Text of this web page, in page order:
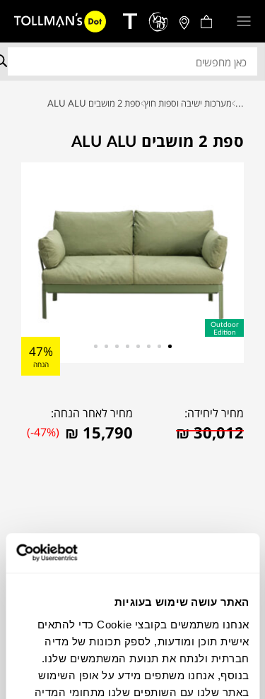
האתר עושה שימוש בעוגיות
אנחנו משתמשים בקובצי Cookie כדי להתאים
אישית תוכן ומודעות, לספק תכונות של מדיה
חברתית ולנתח את תנועת המשתמשים שלנו.
בנוסף, אנחנו משתפים מידע על אופן השימוש
באתר שלנו עם השותפים שלנו מתחומי המדיה
... מערכות ישיבה וספות חוץ ספת 2 מושבים ALU ALU
ספת 2 מושבים ALU ALU
Outdoor
Edition
47%
הנחה
מחיר ליחידה:
₪30,012
מחיר לאחר הנחה:
₪ 15,790
(-47%)
להדמיית AI Design
צבעים